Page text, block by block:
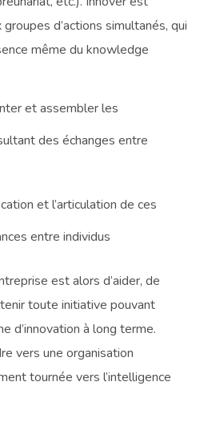
groupes d’actions simultanés, qui
même du knowledge
et assembler les
des échanges entre
et l’articulation de ces
entre individus
est alors d’aider, de
toute initiative pouvant
d’innovation à long terme.
vers une organisation
tournée vers l’intelligence